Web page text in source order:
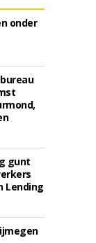
onder
gunt
Lending